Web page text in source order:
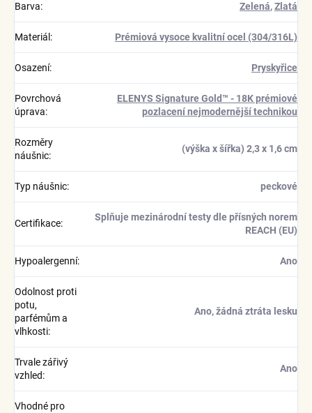
Barva: Zelená,Zlatá
Materiál : Prémiová vysoce kvalitní ocel (304/316L)
Osazení: Pryskyřice
Povrchová
úprava:
ELENYS Signature Gold™ - 18K prémiové
pozlacení nejmodernější technikou
Rozměry
náušnic:
(výška x šířka) 2,3 x 1,6 cm
Typ náušnic: peckové
Certifikace:
Splňuje mezinárodní testy dle přísných norem
REACH (EU)
Hypoalergenní: Ano
Odolnost proti
potu,
parfémům a
vlhkosti:
Ano, žádná ztráta lesku
Trvale zářivý
vzhled:
Ano
Vhodné pro